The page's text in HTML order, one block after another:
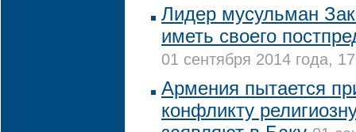
Лидер мусульман
иметь своего
01 сентября 2014 года,
Армения пытается
конфликту